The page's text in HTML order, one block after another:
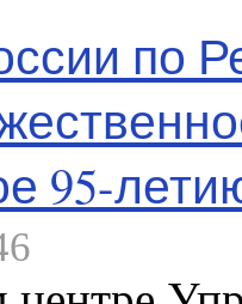
по
95-